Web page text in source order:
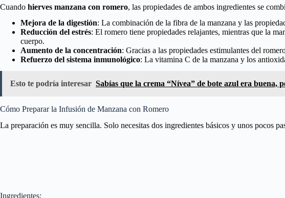
Cuando hierves manzana con romero, las propiedades de ambos ingredientes se
Mejora de la digestión: La combinación de la fibra de la manzana y las
Reducción del estrés: El romero tiene propiedades relajantes, mientras que la
cuerpo.
Aumento de la concentración: Gracias a las propiedades estimulantes del
Refuerzo del sistema inmunológico: La vitamina C de la manzana y los
Esto te podría interesar Sabías que la crema “Nívea” de bote azul era buena,
Cómo Preparar la Infusión de Manzana con Romero
La preparación es muy sencilla. Solo necesitas dos ingredientes básicos y unos pocos
Ingredientes: